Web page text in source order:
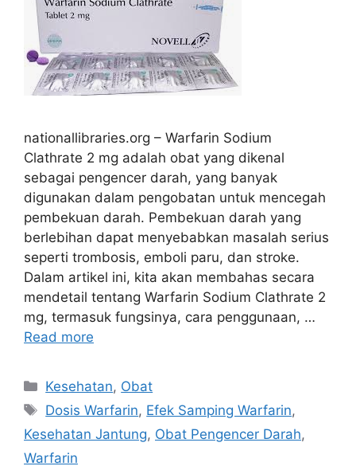
nationallibraries.org – Warfarin Sodium
Clathrate 2 mg adalah obat yang dikenal
sebagai pengencer darah, yang banyak
digunakan dalam pengobatan untuk mencegah
pembekuan darah. Pembekuan darah yang
berlebihan dapat menyebabkan masalah serius
seperti trombosis, emboli paru, dan stroke.
Dalam artikel ini, kita akan membahas secara
mendetail tentang Warfarin Sodium Clathrate 2
mg, termasuk fungsinya, cara penggunaan, …
Read more
Categories
Kesehatan, Obat
Tags
Dosis Warfarin, Efek Samping Warfarin,
Kesehatan Jantung, Obat Pengencer Darah,
Warfarin